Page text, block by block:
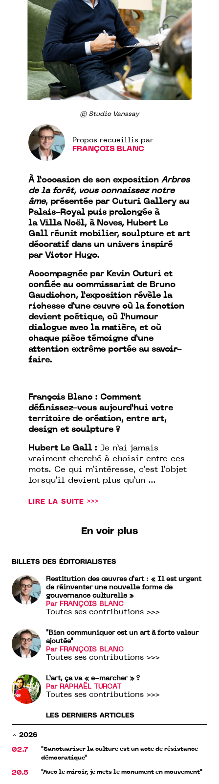
© Studio Vanssay
Propos recueillis par
FRANÇOIS BLANC
À l’occasion de son exposition Arbres
de la forêt, vous connaissez notre
âme, présentée par Cuturi Gallery au
Palais-Royal puis prolongée à
la Villa Noël, à Noves, Hubert Le
Gall réunit mobilier, sculpture et art
décoratif dans un univers inspiré
par Victor Hugo.
Accompagnée par Kevin Cuturi et
confiée au commissariat de Bruno
Gaudichon, l’exposition révèle la
richesse d’une œuvre où la fonction
devient poétique, où l’humour
dialogue avec la matière, et où
chaque pièce témoigne d’une
attention extrême portée au savoir-
faire.
François Blanc : Comment
définissez-vous aujourd’hui votre
territoire de création, entre art,
design et sculpture ?
Hubert Le Gall : Je n’ai jamais
vraiment cherché à choisir entre ces
mots. Ce qui m’intéresse, c’est l’objet
lorsqu’il devient plus qu’un ...
LIRE LA SUITE >>>
En voir plus
BILLETS DES ÉDITORIALISTES
Restitution des œuvres d’art : « Il est urgent
de réinventer une nouvelle forme de
gouvernance culturelle »
Par FRANÇOIS BLANC
Toutes ses contributions >>>
"Bien communiquer est un art à forte valeur
ajoutée"
Par FRANÇOIS BLANC
Toutes ses contributions >>>
L’art, ça va « e-marcher » ?
Par RAPHAËL TURCAT
Toutes ses contributions >>>
LES DERNIERS ARTICLES
2026
02.7
"Sanctuariser la culture est un acte de résistance
démocratique"
20.5 "Avec le miroir, je mets le monument en mouvement"